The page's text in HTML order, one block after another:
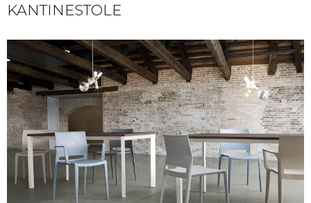
KANTINESTOLE